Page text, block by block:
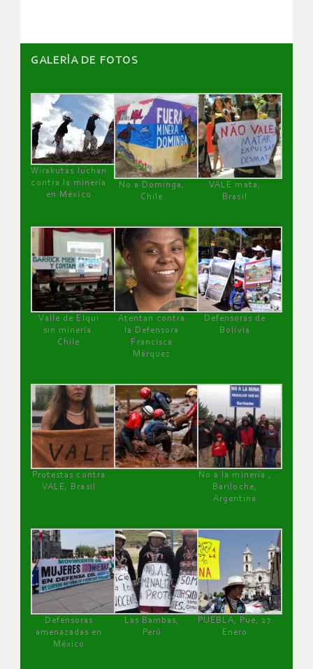
GALERÌA DE FOTOS
Wirakutas luchan
contra la minería
en México
No a Dominga,
Chile
VALE mata,
Brasil
Valle de Elqui
sin minería.
Chile
Atentan contra
la Defensora
Francisca
Márquez
Defensoras de
Bolivia
Protestas contra
VALE, Brasil
No a la minería ,
Bariloche,
Argentina
Defensoras
amenazadas en
México
Las Bambas,
Perú
PUEBLA, Pue, 27
Enero